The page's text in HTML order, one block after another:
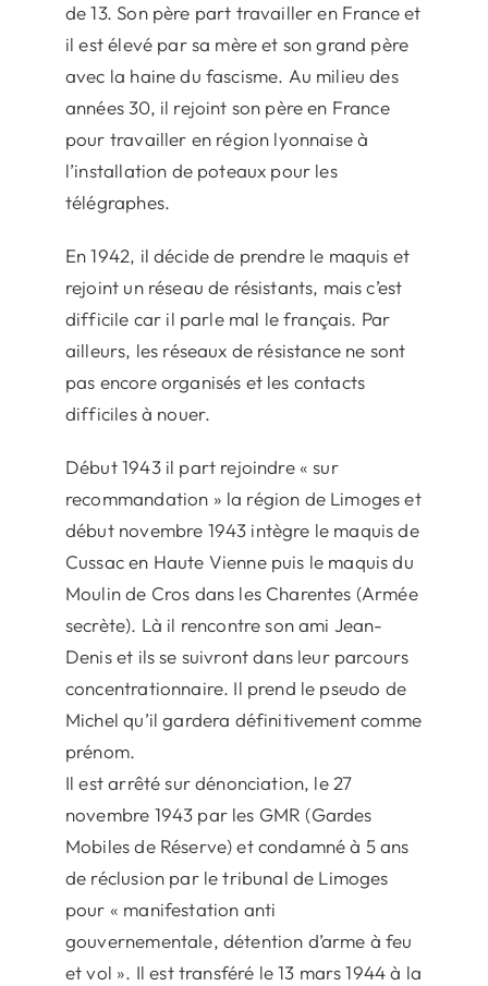
de 13. Son père part travailler en France et
il est élevé par sa mère et son grand père
avec la haine du fascisme. Au milieu des
années 30, il rejoint son père en France
pour travailler en région lyonnaise à
l’installation de poteaux pour les
télégraphes.
En 1942, il décide de prendre le maquis et
rejoint un réseau de résistants, mais c’est
difficile car il parle mal le français. Par
ailleurs, les réseaux de résistance ne sont
pas encore organisés et les contacts
difficiles à nouer.
Début 1943 il part rejoindre « sur
recommandation » la région de Limoges et
début novembre 1943 intègre le maquis de
Cussac en Haute Vienne puis le maquis du
Moulin de Cros dans les Charentes (Armée
secrète). Là il rencontre son ami Jean-
Denis et ils se suivront dans leur parcours
concentrationnaire. Il prend le pseudo de
Michel qu’il gardera définitivement comme
prénom.
Il est arrêté sur dénonciation, le 27
novembre 1943 par les GMR (Gardes
Mobiles de Réserve) et condamné à 5 ans
de réclusion par le tribunal de Limoges
pour « manifestation anti
gouvernementale, détention d’arme à feu
et vol ». Il est transféré le 13 mars 1944 à la